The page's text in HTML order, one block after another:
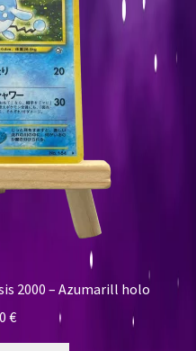
2000 – Azumarill holo
€